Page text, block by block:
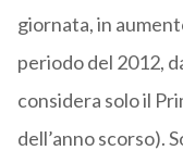
giornata, in
periodo del 2012,
considera solo il
dell’anno scorso).